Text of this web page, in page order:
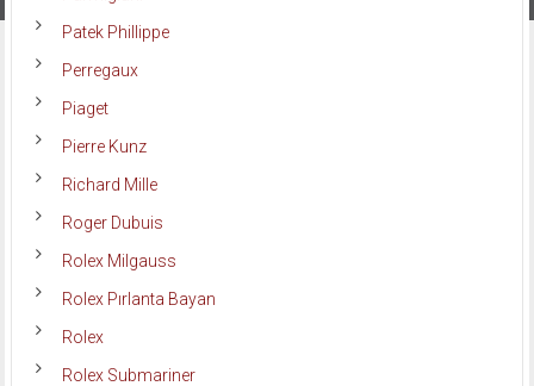
Patek Phillippe
Perregaux
Piaget
Pierre Kunz
Richard Mille
Roger Dubuis
Rolex Milgauss
Rolex Pırlanta Bayan
Rolex
Rolex Submariner